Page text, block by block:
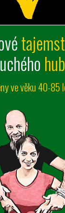
ve věku 40-85